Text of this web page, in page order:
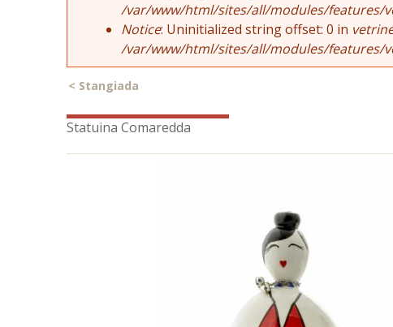
/var/www/html/sites/all/modules/features/
Notice: Uninitialized string offset: 0 in
/var/www/html/sites/all/modules/features/
< Stangiada
Statuina Comaredda